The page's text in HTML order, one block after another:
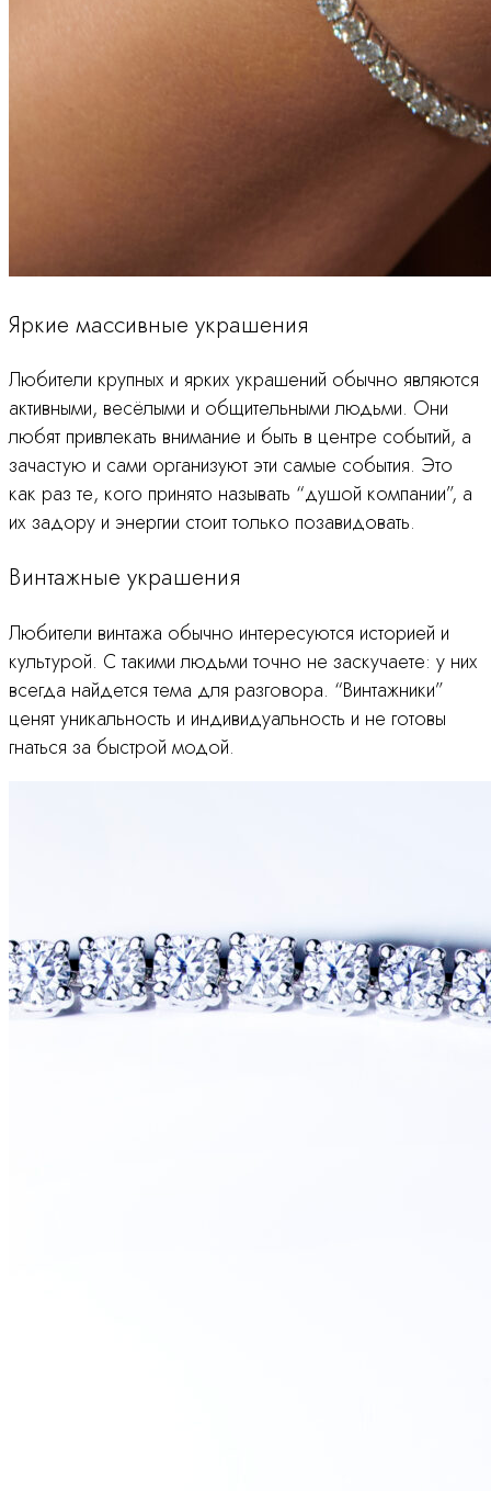
Яркие массивные украшения
Любители крупных и ярких украшений обычно являются
активными, весёлыми и общительными людьми. Они
любят привлекать внимание и быть в центре событий, а
зачастую и сами организуют эти самые события. Это
как раз те, кого принято называть “душой компании”, а
их задору и энергии стоит только позавидовать.
Винтажные украшения
Любители винтажа обычно интересуются историей и
культурой. С такими людьми точно не заскучаете: у них
всегда найдется тема для разговора. “Винтажники”
ценят уникальность и индивидуальность и не готовы
гнаться за быстрой модой.